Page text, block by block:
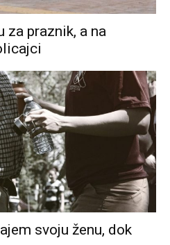
za praznik, a na
svoju ženu, dok